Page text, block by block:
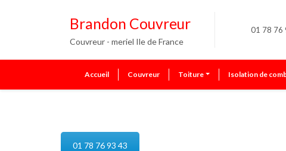
Brandon Couvreur
Couvreur - meriel Ile de France
01 78 76
Accueil Couvreur Toiture Isolation de
01 78 76 93 43